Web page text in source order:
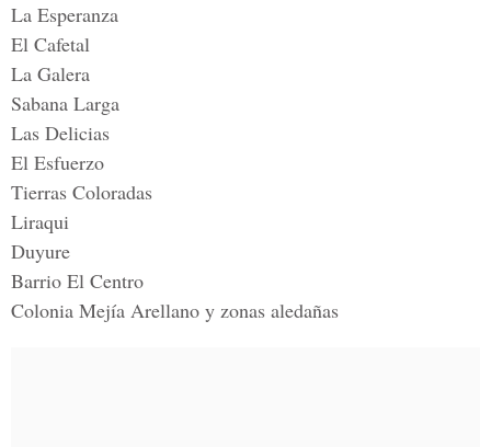
La Esperanza
El Cafetal
La Galera
Sabana Larga
Las Delicias
El Esfuerzo
Tierras Coloradas
Liraqui
Duyure
Barrio El Centro
Colonia Mejía Arellano y zonas aledañas